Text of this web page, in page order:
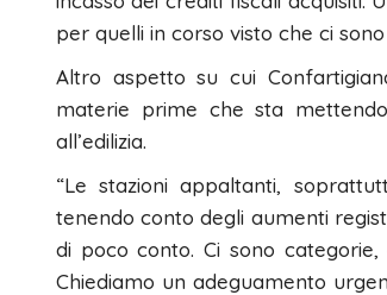
per quelli in corso visto che ci
Altro aspetto su cui
materie prime che sta
all’edilizia.
“Le stazioni appaltanti,
tenendo conto degli aumenti
di poco conto. Ci sono
Chiediamo un adeguamento